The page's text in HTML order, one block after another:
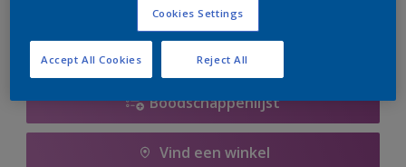
Boodschappenlijst
Vind een winkel
Cookies Settings
Reject All
Accept All Cookies